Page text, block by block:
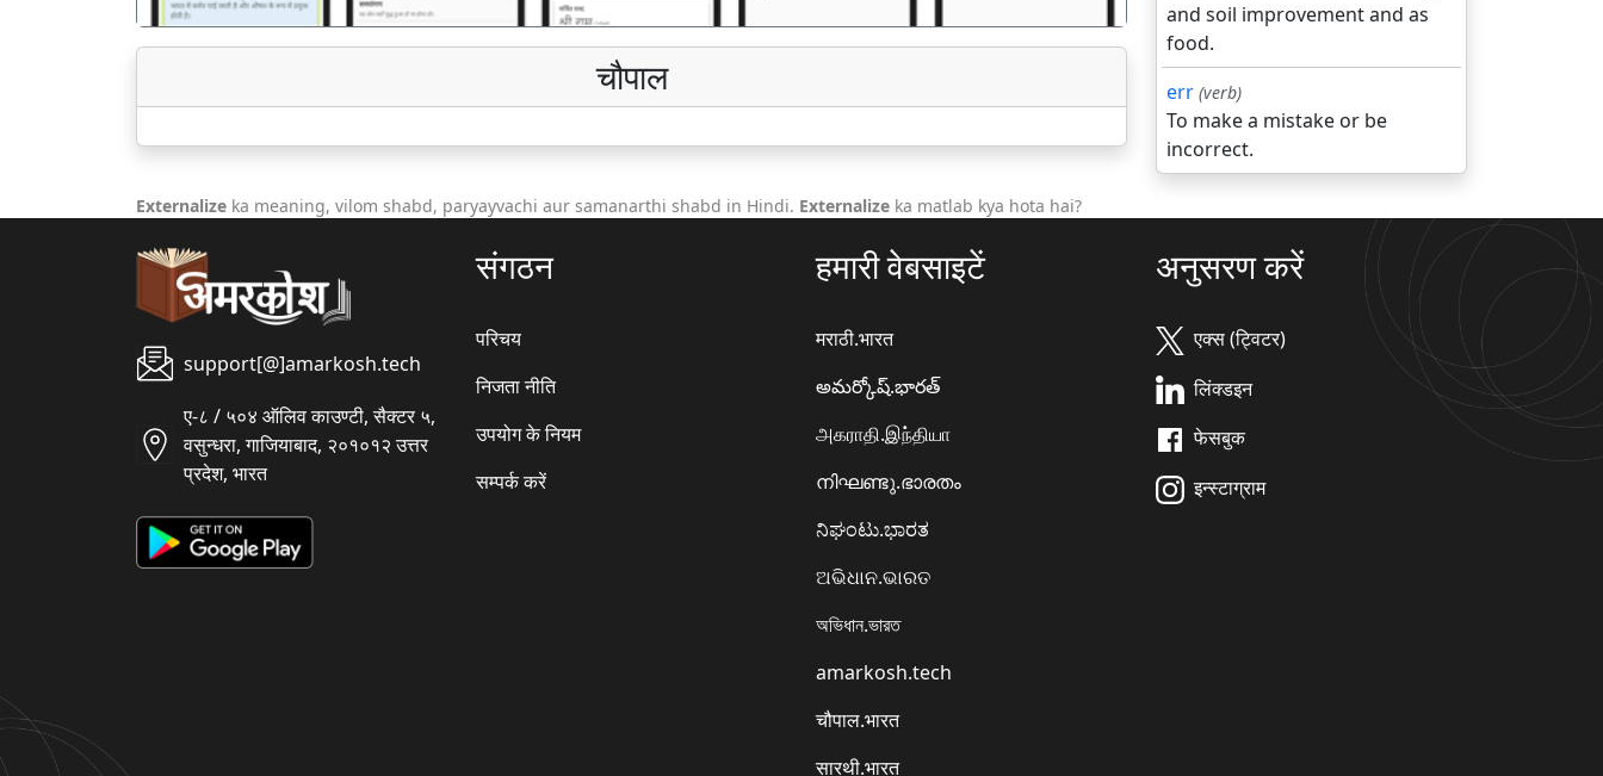
चौपाल
and soil improvement and as
food.
err (verb)
To make a mistake or be
incorrect.
Externalize ka meaning, vilom shabd, paryayvachi aur samanarthi shabd in Hindi. Externalize ka matlab kya hota hai?
support[@]amarkosh.tech
ए-८ / ५०४ ऑलिव काउण्टी, सैक्टर ५,
वसुन्धरा, गाजियाबाद, २०१०१२ उत्तर
प्रदेश, भारत
संगठन
परिचय
निजता नीति
उपयोग के नियम
सम्पर्क करें
हमारी वेबसाइटें
मराठी.भारत
అమర్కోష్.భారత్
அகராதி.இந்தியா
നിഘണ്ടു.ഭാരതം
ನಿಘಂಟು.ಭಾರತ
ଅଭିଧାନ.ଭାରତ
অভিধান.ভারত
amarkosh.tech
चौपाल.भारत
सारथी.भारत
अनुसरण करें
एक्स (ट्विटर)
लिंक्डइन
फेसबुक
इन्स्टाग्राम